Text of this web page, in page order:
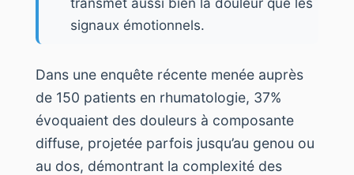
signaux émotionnels.
Dans une enquête récente menée auprès
de 150 patients en rhumatologie, 37%
évoquaient des douleurs à composante
diffuse, projetée parfois jusqu’au genou ou
au dos, démontrant la complexité des